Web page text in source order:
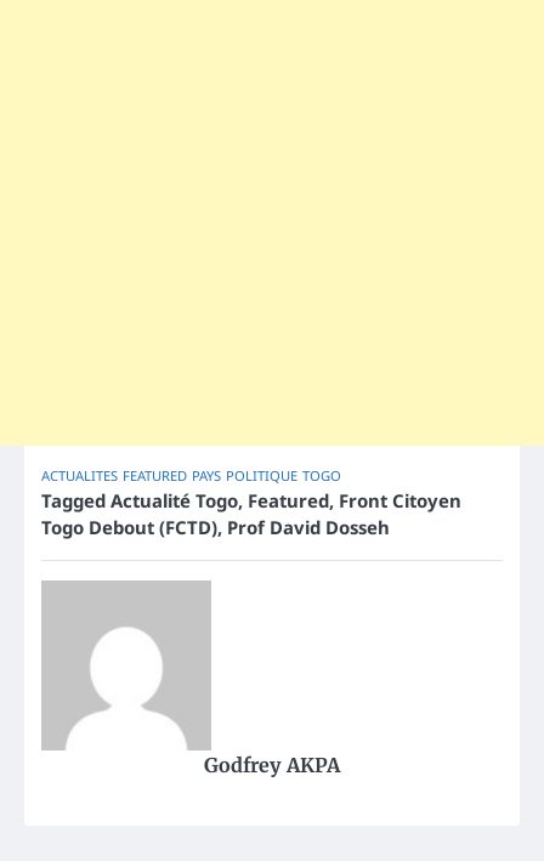
ACTUALITES FEATURED PAYS POLITIQUE TOGO
Tagged Actualité Togo, Featured, Front Citoyen
Togo Debout (FCTD), Prof David Dosseh
Godfrey AKPA